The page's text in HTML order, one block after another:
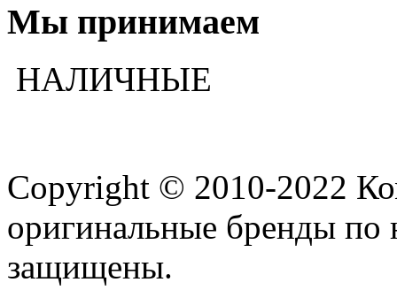
Мы принимаем
НАЛИЧНЫЕ
Copyright © 2010-2022
оригинальные бренды по
защищены.